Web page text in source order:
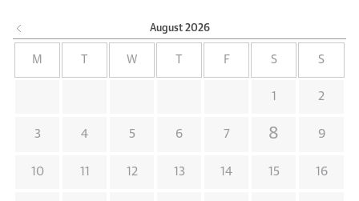
August 2026
M W F S S
1 2
3 4 5 6 7 8 9
10 11 12 13 14 15 16